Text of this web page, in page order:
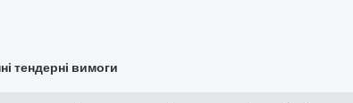
тендерні вимоги